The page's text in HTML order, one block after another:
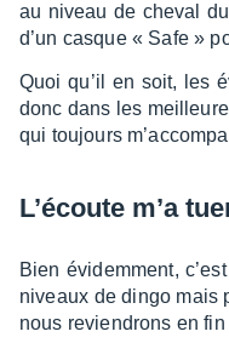
au niveau de cheval
d’un casque « Safe »
Quoi qu’il en soit, les
donc dans les
qui toujours
L’écoute m’a
Bien évidem­ment,
niveaux de dingo mais
nous revien­drons en fin